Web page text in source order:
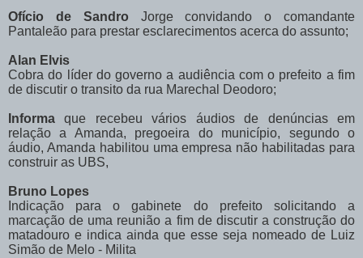
Ofício de Sandro Jorge convidando o comandante
Pantaleão para prestar esclarecimentos acerca do assunto;
Alan Elvis
Cobra do líder do governo a audiência com o prefeito a fim
de discutir o transito da rua Marechal Deodoro;
Informa que recebeu vários áudios de denúncias em
relação a Amanda, pregoeira do município, segundo o
áudio, Amanda habilitou uma empresa não habilitadas para
construir as UBS,
Bruno Lopes
Indicação para o gabinete do prefeito solicitando a
marcação de uma reunião a fim de discutir a construção do
matadouro e indica ainda que esse seja nomeado de Luiz
Simão de Melo - Milita